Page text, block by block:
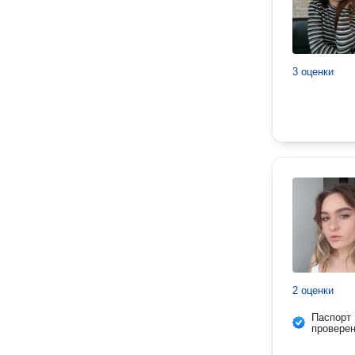
3 оценки
2 оценки
Паспорт
проверен